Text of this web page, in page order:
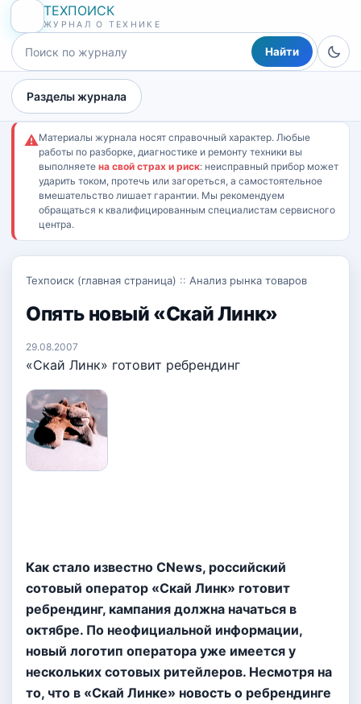
ТЕХПОИСК
ЖУРНАЛ О ТЕХНИКЕ
Найти
Разделы журнала
⚠Материалы журнала носят справочный характер. Любые
работы по разборке, диагностике и ремонту техники вы
выполняете на свой страх и риск: неисправный прибор может
ударить током, протечь или загореться, а самостоятельное
вмешательство лишает гарантии. Мы рекомендуем
обращаться к квалифицированным специалистам сервисного
центра.
Техпоиск (главная страница) :: Анализ рынка товаров
Опять новый «Скай Линк»
29.08.2007
«Скай Линк» готовит ребрендинг
Как стало известно CNews, российский
сотовый оператор «Скай Линк» готовит
ребрендинг, кампания должна начаться в
октябре. По неофициальной информации,
новый логотип оператора уже имеется у
нескольких сотовых ритейлеров. Несмотря на
то, что в «Скай Линке» новость о ребрендинге